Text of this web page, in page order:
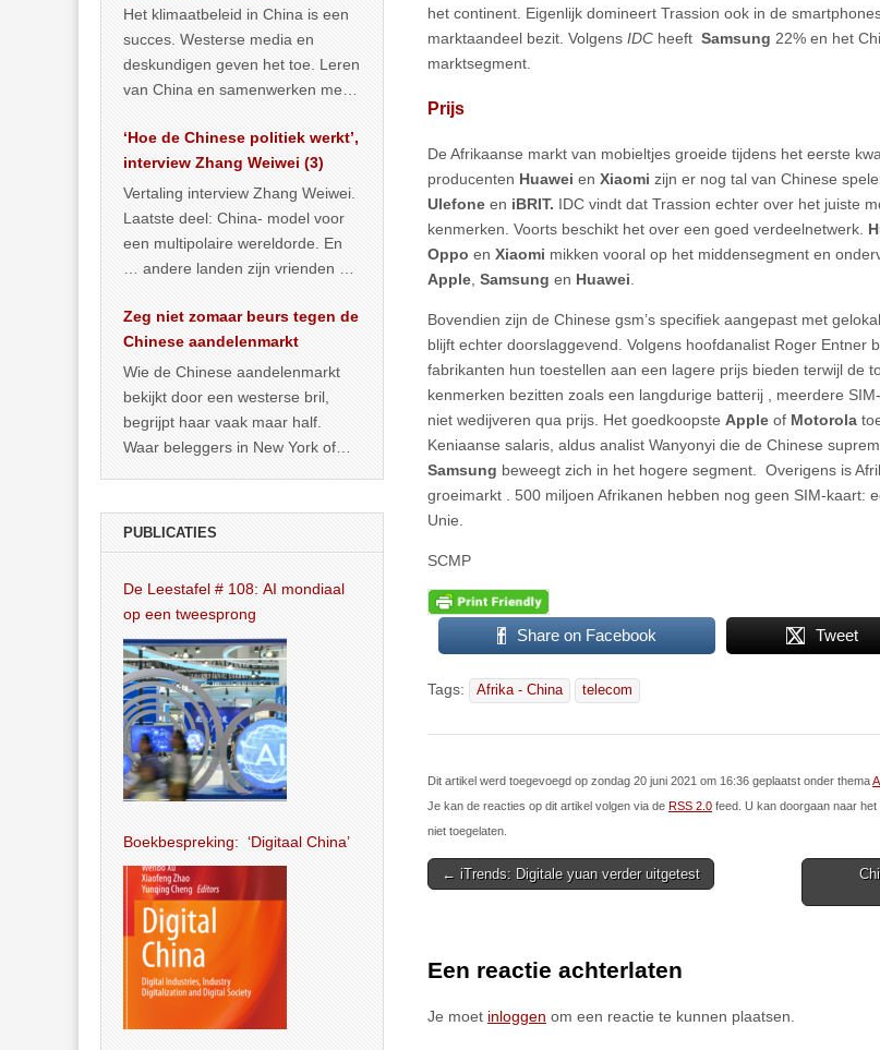
het continent. Eigenlijk domineert Trassion ook in de
marktaandeel bezit. Volgens IDC heeft Samsung 22% en het
marktsegment.
Prijs
De Afrikaanse markt van mobieltjes groeide tijdens het eerste
producenten Huawei en Xiaomi zijn er nog tal van Chinese
Ulefone en iBRIT. IDC vindt dat Trassion echter over het juiste
kenmerken. Voorts beschikt het over een goed verdeelnetwerk.
Oppo en Xiaomi mikken vooral op het middensegment en
Apple Samsung en Huawei
Bovendien zijn de Chinese gsm’s specifiek aangepast met
blijft echter doorslaggevend. Volgens hoofdanalist Roger Entner
fabrikanten hun toestellen aan een lagere prijs bieden terwijl de
kenmerken bezitten zoals een langdurige batterij , meerdere
niet wedijveren qua prijs. Het goedkoopste Apple of Motorola
Keniaanse salaris, aldus analist Wanyonyi die de Chinese
Samsung beweegt zich in het hogere segment. Overigens is
groeimarkt . 500 miljoen Afrikanen hebben nog geen SIM-kaart:
Unie.
SCMP
Share on Facebook Tweet
Tags: Afrika - China telecom
Dit artikel werd toegevoegd op zondag 20 juni 2021 om 16:36 geplaatst onder thema
Je kan de reacties op dit artikel volgen via de RSS 2.0 feed. U kan doorgaan naar
niet toegelaten.
Post
← iTrends: Digitale yuan verder uitgetest
Een reactie achterlaten
Je moet inloggen om een reactie te kunnen plaatsen.
Het klimaatbeleid in China is een
succes. Westerse media en
deskundigen geven het toe. Leren
van China en samenwerken met
… >> lees meer
‘Hoe de Chinese politiek werkt’,
interview Zhang Weiwei (3)
Vertaling interview Zhang Weiwei.
Laatste deel: China- model voor
een multipolaire wereldorde. En
… andere landen zijn vrienden of
Zeg niet zomaar beurs tegen de
Chinese aandelenmarkt
Wie de Chinese aandelenmarkt
bekijkt door een westerse bril,
begrijpt haar vaak maar half.
Waar beleggers in New York of
PUBLICATIES
De Leestafel # 108: AI mondiaal
op een tweesprong
Boekbespreking: ‘Digitaal China’